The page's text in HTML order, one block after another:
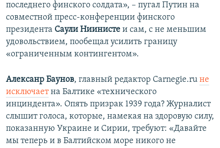
последнего финского солдата», – пугал Путин на
совместной пресс-конференции финского
президента Саули Ниинисте и сам, с не меньшим
удовольствием, пообещал усилить границу
«ограниченным контингентом».
Алексанр Баунов, главный редактор Carnegie.ru не
исключаетна Балтике «технического
инциндента». Опять призрак 1939 года? Журналист
слышит голоса, которые, намекая на здоровую силу,
показанную Украине и Сирии, требуют: «Давайте
мы теперь и в Балтийском море никого не